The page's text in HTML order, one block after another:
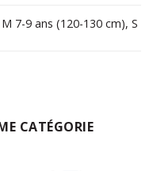
M 7-9 ans (120-130 cm),S
CATÉGORIE